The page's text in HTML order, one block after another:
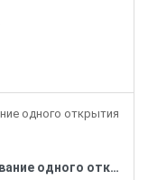
Трансцендентная функция. Исследование одного открытия Юнга